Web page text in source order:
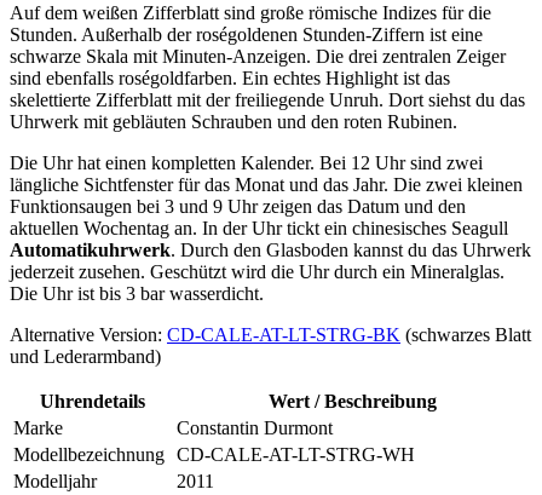
Auf dem weißen Zifferblatt sind große römische Indizes für die
Stunden. Außerhalb der roségoldenen Stunden-Ziffern ist eine
schwarze Skala mit Minuten-Anzeigen. Die drei zentralen Zeiger
sind ebenfalls roségoldfarben. Ein echtes Highlight ist das
skelettierte Zifferblatt mit der freiliegende Unruh. Dort siehst du das
Uhrwerk mit gebläuten Schrauben und den roten Rubinen.
Die Uhr hat einen kompletten Kalender. Bei 12 Uhr sind zwei
längliche Sichtfenster für das Monat und das Jahr. Die zwei kleinen
Funktionsaugen bei 3 und 9 Uhr zeigen das Datum und den
aktuellen Wochentag an. In der Uhr tickt ein chinesisches Seagull
Automatikuhrwerk. Durch den Glasboden kannst du das Uhrwerk
jederzeit zusehen. Geschützt wird die Uhr durch ein Mineralglas.
Die Uhr ist bis 3 bar wasserdicht.
Alternative Version: CD-CALE-AT-LT-STRG-BK (schwarzes Blatt
und Lederarmband)
Uhrendetails
Wert / Beschreibung
Marke
Constantin Durmont
Modellbezeichnung CD-CALE-AT-LT-STRG-WH
Modelljahr
2011